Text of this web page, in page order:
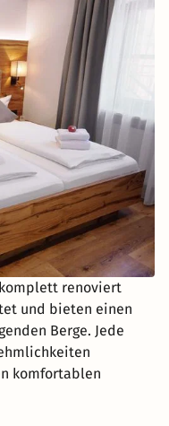
komplett renoviert
und bieten einen
Berge. Jede
komfortablen